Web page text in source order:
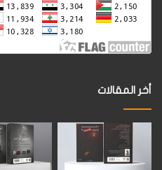
أخر المقالات